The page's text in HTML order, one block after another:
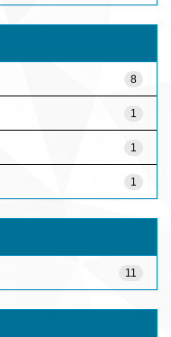
8
1
1
1
11